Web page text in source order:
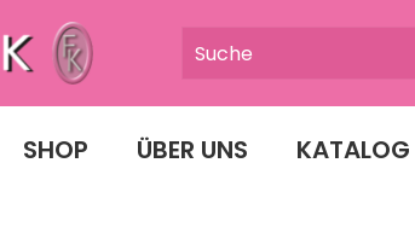
SHOP ÜBER UNS KATALOG